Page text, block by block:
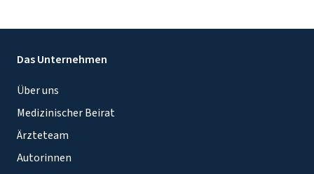
Das Unternehmen
Über uns
Medizinischer Beirat
Ärzteteam
Autorinnen